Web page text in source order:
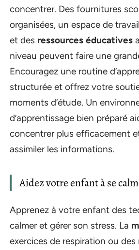
concentrer. Des fournitures
organisées, un espace de
et des ressources éducatives
niveau peuvent faire une
Encouragez une routine
structurée et offrez votre
moments d’étude. Un
d’apprentissage bien préparé
concentrer plus efficacement
assimiler les informations.
Aidez votre enfant à se
Apprenez à votre enfant des
calmer et gérer son stress. La
exercices de respiration ou